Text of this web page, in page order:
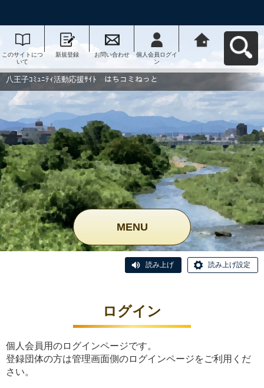
このサイトにつ
いて
新規登録 お問い合わせ
個人会員ログイ
ン
動応援ｻｲﾄ はち
コミねっとへ戻
八王子ｺﾐｭﾆﾃｨ活動応援ｻｲﾄ はちコミねっと
MENU
読み上げ 読み上げ設定
ログイン
個人会員用のログインページです。
登録団体の方は管理画面側のログインページをご利用くだ
さい。